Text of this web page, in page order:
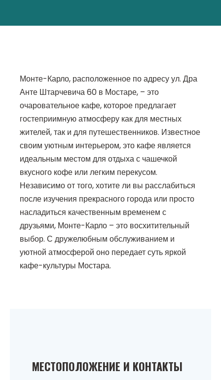
Монте-Карло, расположенное по адресу ул. Дра
Анте Штарчевича 60 в Мостаре, – это
очаровательное кафе, которое предлагает
гостеприимную атмосферу как для местных
жителей, так и для путешественников. Известное
своим уютным интерьером, это кафе является
идеальным местом для отдыха с чашечкой
вкусного кофе или легким перекусом.
Независимо от того, хотите ли вы расслабиться
после изучения прекрасного города или просто
насладиться качественным временем с
друзьями, Монте-Карло – это восхитительный
выбор. С дружелюбным обслуживанием и
уютной атмосферой оно передает суть яркой
кафе-культуры Мостара.
МЕСТОПОЛОЖЕНИЕ И КОНТАКТЫ